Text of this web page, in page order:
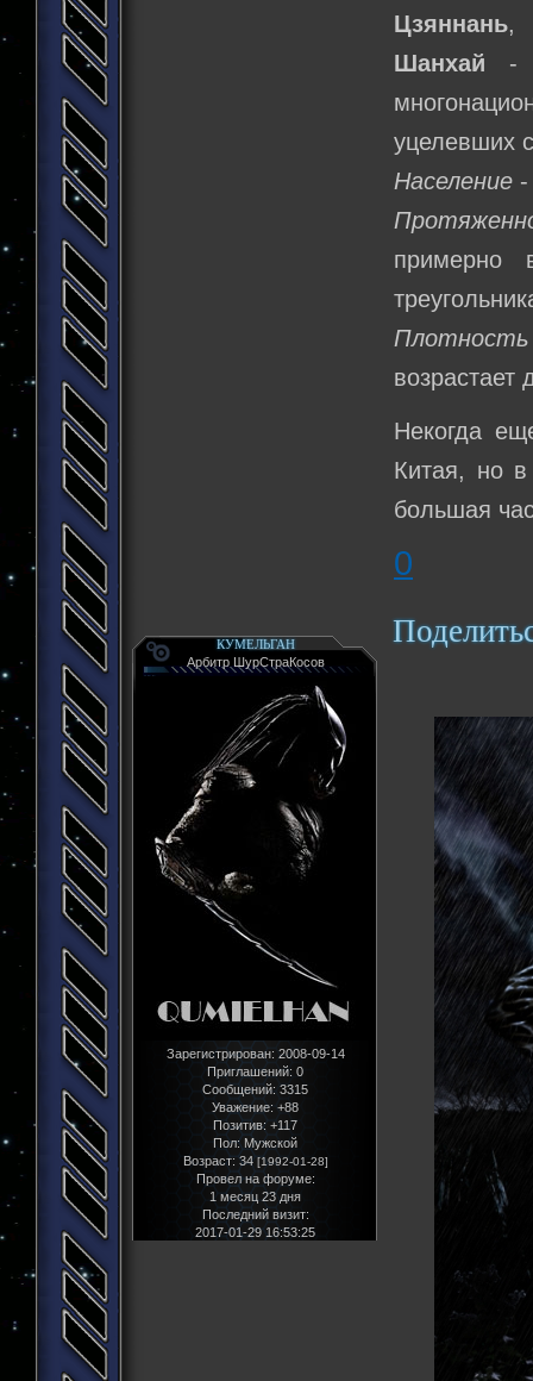
Цзяннань,
Шанхай -
уцелевших
Население
примерно
Плотность
возрастает
Некогда
Китая, но
большая
0
КУМЕЛЬГАН
Арбитр ШурСтраКосов
Зарегистрирован: 2008-09-14
Приглашений: 0
Сообщений: 3315
Уважение: +88
Позитив: +117
Пол: Мужской
Возраст: 34 [1992-01-28]
Провел на форуме:
1 месяц 23 дня
Последний визит:
2017-01-29 16:53:25